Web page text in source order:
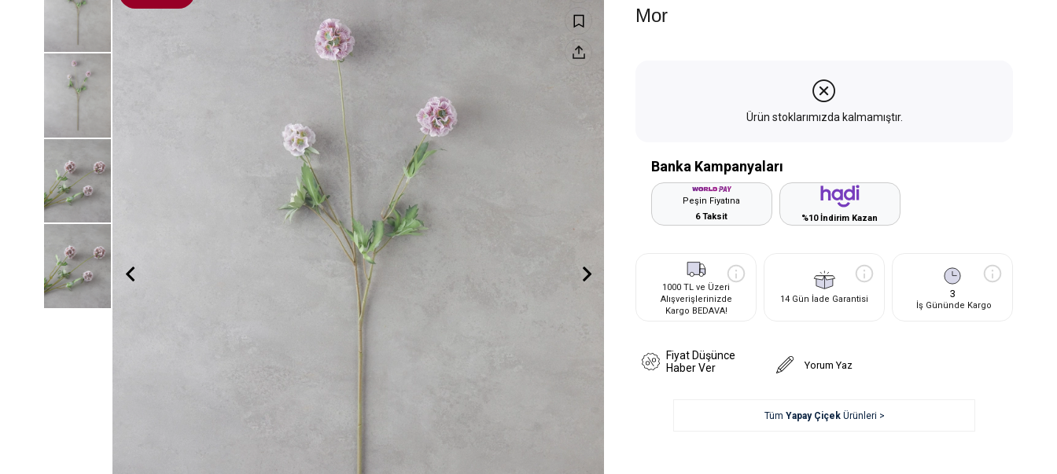
Mor
Ürün stoklarımızda kalmamıştır.
Banka Kampanyaları
Peşin Fiyatına
6 Taksit
%10 İndirim Kazan
1000 TL ve Üzeri
Alışverişlerinizde
Kargo BEDAVA!
14 Gün İade Garantisi 3
İş Gününde Kargo
Fiyat Düşünce
Haber Ver
Yorum Yaz
Tüm Yapay ÇiçekÜrünleri >